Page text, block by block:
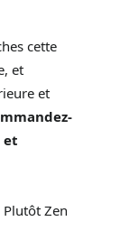
cette
et
et
et
Plutôt Zen